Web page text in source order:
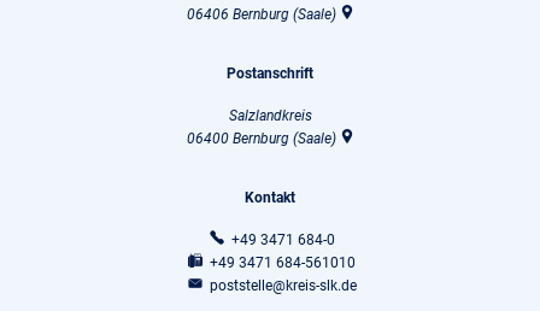
06406 Bernburg (Saale)
Postanschrift
Salzlandkreis
06400 Bernburg (Saale)
Kontakt
+49 3471 684-0
+49 3471 684-561010
poststelle@kreis-slk.de